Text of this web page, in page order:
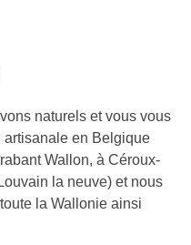
naturels et vous vous
artisanale en Belgique
Wallon, à Céroux-
la neuve) et nous
la Wallonie ainsi